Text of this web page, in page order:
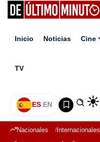
Inicio Noticias Cine
TV
ES|EN
Nacionales Internacionales